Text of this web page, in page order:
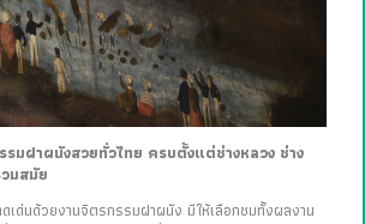
มฝาผนังสวยทั่วไทย ครบตั้งแต่ช่างหลวง ช่าง
มสมัย
เด่นด้วยงานจิตรกรรมฝาผนัง มีให้เลือกชมทั้งผลงาน